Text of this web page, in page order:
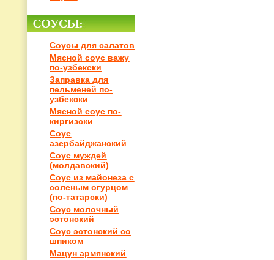
Соусы для салатов
Мясной соус важу
по-узбекски
Заправка для
пельменей по-
узбекски
Мясной соус по-
киргизски
Соус
азербайджанский
Соус муждей
(молдавский)
Соус из майонеза с
соленым огурцом
(по-татарски)
Соус молочный
эстонский
Соус эстонский со
шпиком
Мацун армянский